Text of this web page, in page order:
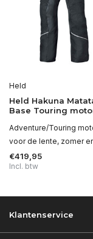
Held
Held Hakuna
Base Touring
Adventure/Touring
voor de lente, zomer
€419,95
Incl. btw
Klantenservice